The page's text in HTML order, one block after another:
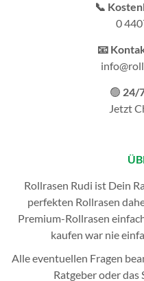
📞
0
📧
🟢 24/
Jetzt
Rollrasen Rudi ist Dein
perfekten Rollrasen
Premium-Rollrasen
kaufen war nie
Alle eventuellen Fragen
Ratgeberoder das